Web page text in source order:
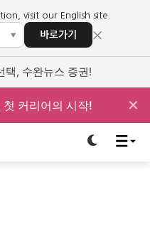
교육
교육
visit our English site.
▼ 바로가기 ×
택, 수완뉴스 증권!
커리어의 시작! ✕